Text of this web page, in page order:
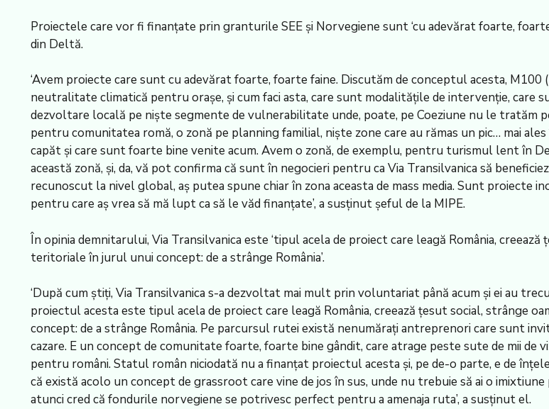
Proiectele care vor fi finanțate prin granturile SEE și Norvegiene sunt ‘cu adevărat foarte,
din Deltă.
‘Avem proiecte care sunt cu adevărat foarte, foarte faine. Discutăm de conceptul acesta, M100
neutralitate climatică pentru orașe, și cum faci asta, care sunt modalitățile de intervenție, care
dezvoltare locală pe niște segmente de vulnerabilitate unde, poate, pe Coeziune nu le
pentru comunitatea romă, o zonă pe planning familial, niște zone care au rămas un pic… mai
capăt și care sunt foarte bine venite acum. Avem o zonă, de exemplu, pentru turismul lent în
această zonă, și, da, vă pot confirma că sunt în negocieri pentru ca Via Transilvanica să
recunoscut la nivel global, aș putea spune chiar în zona aceasta de mass media. Sunt proiecte
pentru care aș vrea să mă lupt ca să le văd finanțate’, a susținut șeful de la MIPE.
În opinia demnitarului, Via Transilvanica este ‘tipul acela de proiect care leagă România,
teritoriale în jurul unui concept: de a strânge România’.
‘După cum știți, Via Transilvanica s-a dezvoltat mai mult prin voluntariat până acum și ei au
proiectul acesta este tipul acela de proiect care leagă România, creează țesut social, strânge
concept: de a strânge România. Pe parcursul rutei există nenumărați antreprenori care sunt
cazare. E un concept de comunitate foarte, foarte bine gândit, care atrage peste sute de mii de
pentru români. Statul român niciodată nu a finanțat proiectul acesta și, pe de-o parte, e de
că există acolo un concept de grassroot care vine de jos în sus, unde nu trebuie să ai o imixtiune
atunci cred că fondurile norvegiene se potrivesc perfect pentru a amenaja ruta’, a susținut el.